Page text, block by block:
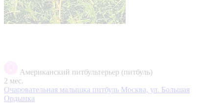
Американский питбультерьер (питбуль)
2 мес.
Очаровательная малышка питбуль Москва, ул. Большая
Ордынка